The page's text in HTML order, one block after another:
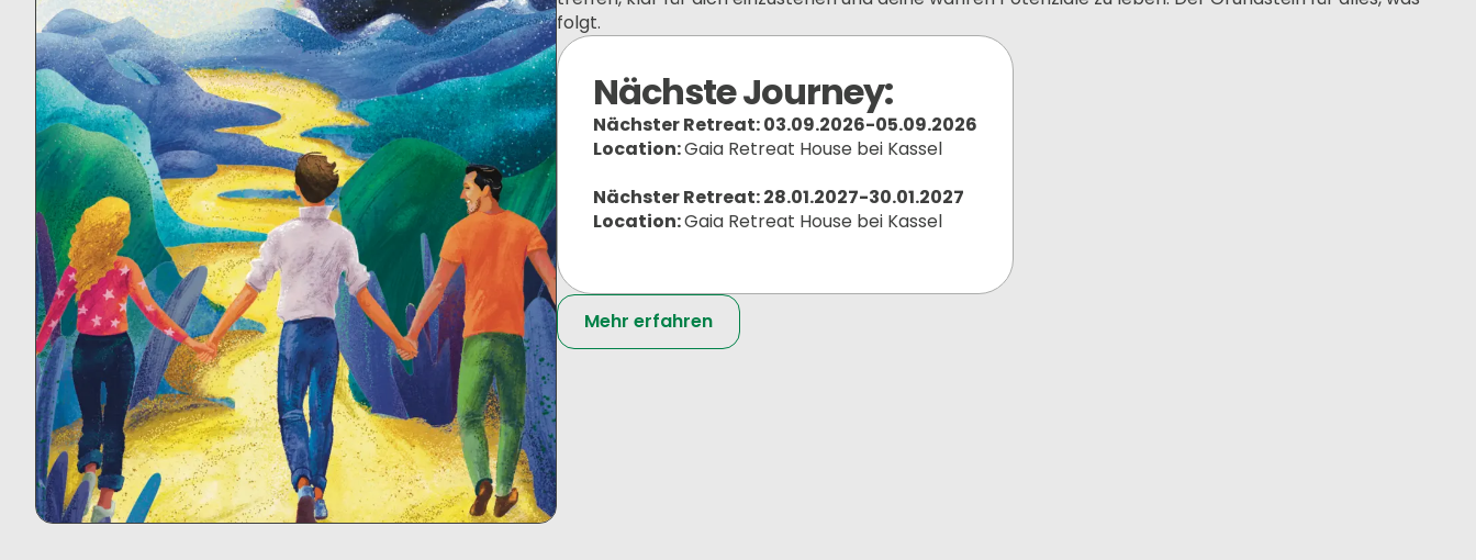
folgt.
Nächste Journey:
Nächster Retreat: 03.09.2026-05.09.2026
Location:Gaia Retreat House bei Kassel
Nächster Retreat: 28.01.2027-30.01.2027
Location:Gaia Retreat House bei Kassel
Mehr erfahren